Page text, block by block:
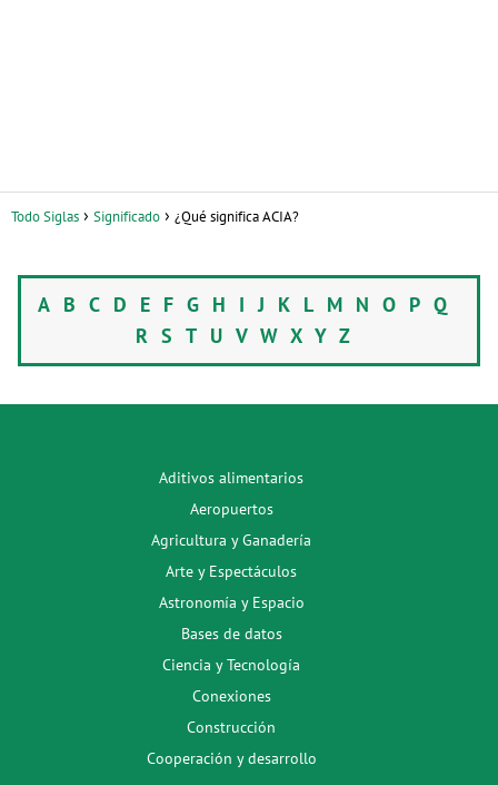
Todo Siglas Significado ¿Qué significa ACIA?
A B C D E F G H IJ K L M N O P Q
R S T U V W X Y Z
Aditivos alimentarios
Aeropuertos
Agricultura y Ganadería
Arte y Espectáculos
Astronomía y Espacio
Bases de datos
Ciencia y Tecnología
Conexiones
Construcción
Cooperación y desarrollo